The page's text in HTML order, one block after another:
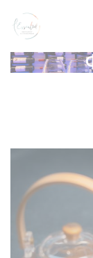
Панель